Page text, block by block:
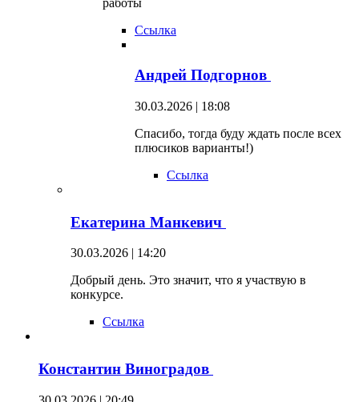
Ссылка
Андрей Подгорнов
30.03.2026 | 18:08
Спасибо, тогда буду ждать после всех
плюсиков варианты!)
Ссылка
Екатерина Манкевич
30.03.2026 | 14:20
Добрый день. Это значит, что я участвую в
конкурсе.
Ссылка
Константин Виноградов